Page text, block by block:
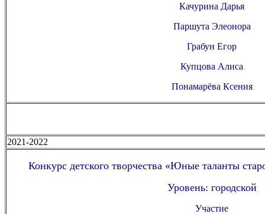
Качурина Дарья
Паршута Элеонора
Грабун Егор
Купцова Алиса
Понамарёва Ксения
2021-2022
Конкурс детского творчества «Юные таланты
Уровень: городской
Участие